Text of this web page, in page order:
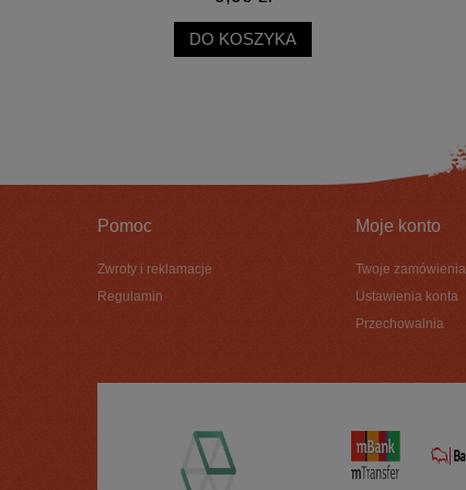
DO KOSZYKA
Pomoc
Zwroty i reklamacje
Regulamin
Moje konto
Twoje zamówienia
Ustawienia konta
Przechowalnia